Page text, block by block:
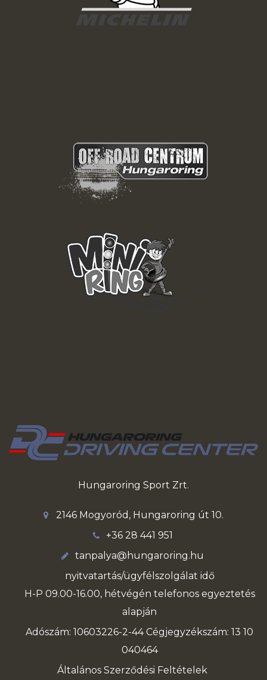
Hungaroring Sport Zrt.
2146 Mogyoród, Hungaroring út 10.
+36 28 441 951
tanpalya@hungaroring.hu
nyitvatartás/ügyfélszolgálat idő
H-P 09.00-16.00, hétvégén telefonos egyeztetés
alapján
Adószám: 10603226-2-44 Cégjegyzékszám: 13 10
040464
Általános Szerződési Feltételek